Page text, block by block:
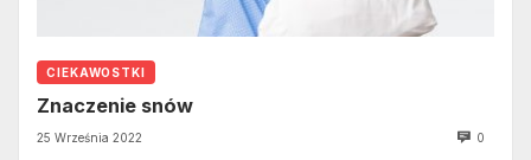
CIEKAWOSTKI
Znaczenie snów
25 Września 2022 0